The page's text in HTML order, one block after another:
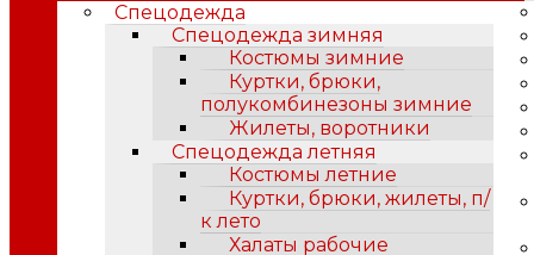
Спецодежда
Спецодежда зимняя
Костюмы зимние
Куртки, брюки,
полукомбинезоны зимние
Жилеты, воротники
Спецодежда летняя
Костюмы летние
Куртки, брюки, жилеты, п/
к лето
Халаты рабочие